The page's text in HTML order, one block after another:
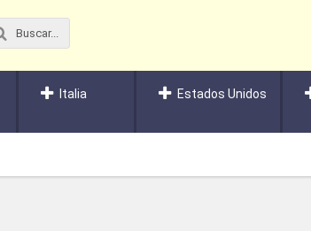
Italia Estados Unidos